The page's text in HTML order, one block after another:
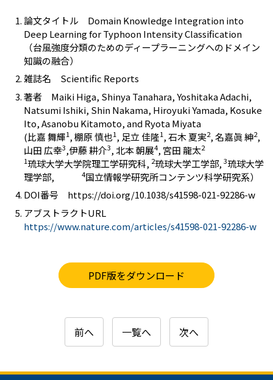
論文タイトル Domain Knowledge Integration into
Deep Learning for Typhoon Intensity Classification
（台風強度分類のためのディープラーニングへのドメイン
知識の融合）
雑誌名 Scientific Reports
著者 Maiki Higa, Shinya Tanahara, Yoshitaka Adachi,
Natsumi Ishiki, Shin Nakama, Hiroyuki Yamada, Kosuke
Ito, Asanobu Kitamoto, and Ryota Miyata
(比嘉 舞輝1 ,棚原 慎也1 , 足立 佳隆1 ,石木 夏実2,名嘉眞 紳2,
山田 広幸3,伊藤 耕介3,北本 朝展4, 宮田 龍太2
1琉球大学大学院理工学研究科, 2琉球大学工学部, 3琉球大学
理学部, 4国立情報学研究所コンテンツ科学研究系）
DOI番号 https://doi.org/10.1038/s41598-021-92286-w
アブストラクトURL
https://www.nature.com/articles/s41598-021-92286-w
PDF版をダウンロード
前へ 一覧へ 次へ